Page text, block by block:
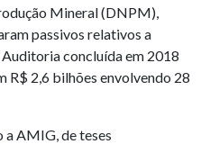
Mineral (DNPM),
passivos relativos a
concluída em 2018
R$ 2,6 bilhões envolvendo 28
a AMIG, de teses